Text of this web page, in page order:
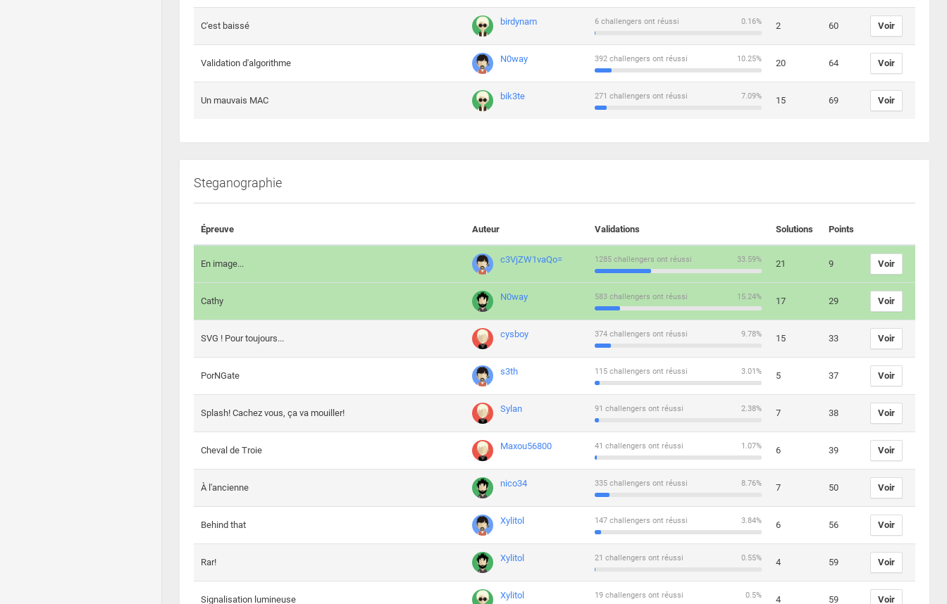
C'est baissé birdynam 0.16%
6 challengers ont réussi 2 60 Voir
Validation d'algorithme N0way 10.25%
392 challengers ont réussi 20 64 Voir
Un mauvais MAC bik3te 7.09%
271 challengers ont réussi 15 69 Voir
Steganographie
Épreuve Auteur Validations Solutions Points
En image... c3VjZW1vaQo= 33.59%
1285 challengers ont réussi 21 9 Voir
Cathy N0way 15.24%
583 challengers ont réussi 17 29 Voir
SVG ! Pour toujours... cysboy 9.78%
374 challengers ont réussi 15 33 Voir
PorNGate s3th 3.01%
115 challengers ont réussi 5 37 Voir
Splash! Cachez vous, ça va mouiller! Sylan 2.38%
91 challengers ont réussi 7 38 Voir
Cheval de Troie Maxou56800 1.07%
41 challengers ont réussi 6 39 Voir
À l'ancienne nico34 8.76%
335 challengers ont réussi 7 50 Voir
Behind that Xylitol 3.84%
147 challengers ont réussi 6 56 Voir
Rar! Xylitol 0.55%
21 challengers ont réussi 4 59 Voir
Signalisation lumineuse Xylitol 0.5%
19 challengers ont réussi 4 59 Voir